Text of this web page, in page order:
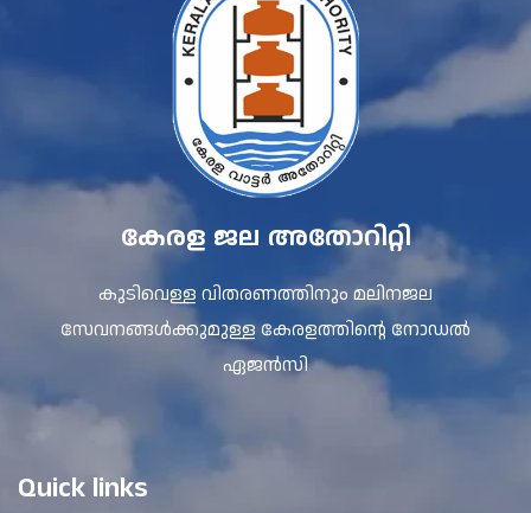
കേരള ജല അതോറിറ്റി
കുടിവെള്ള വിതരണത്തിനും മലിനജല
സേവനങ്ങൾക്കുമുള്ള കേരളത്തിന്റെ നോഡൽ
ഏജൻസി
Quick links